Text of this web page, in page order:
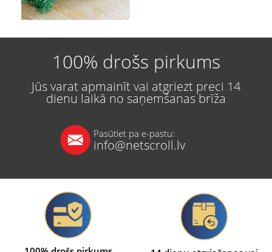
100% drošs pirkums
Jūs varat apmainīt vai atgriezt preci 14
dienu laikā no saņemšanas brīža
Pasūtiet pa e-pastu:
info@netscroll.lv